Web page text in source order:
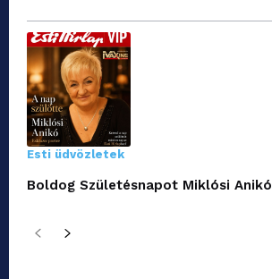
Esti üdvözletek
Boldog Születésnapot Miklósi Anikó